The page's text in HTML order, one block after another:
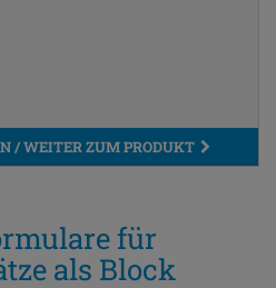
/ WEITER ZUM PRODUKT
für
als Block